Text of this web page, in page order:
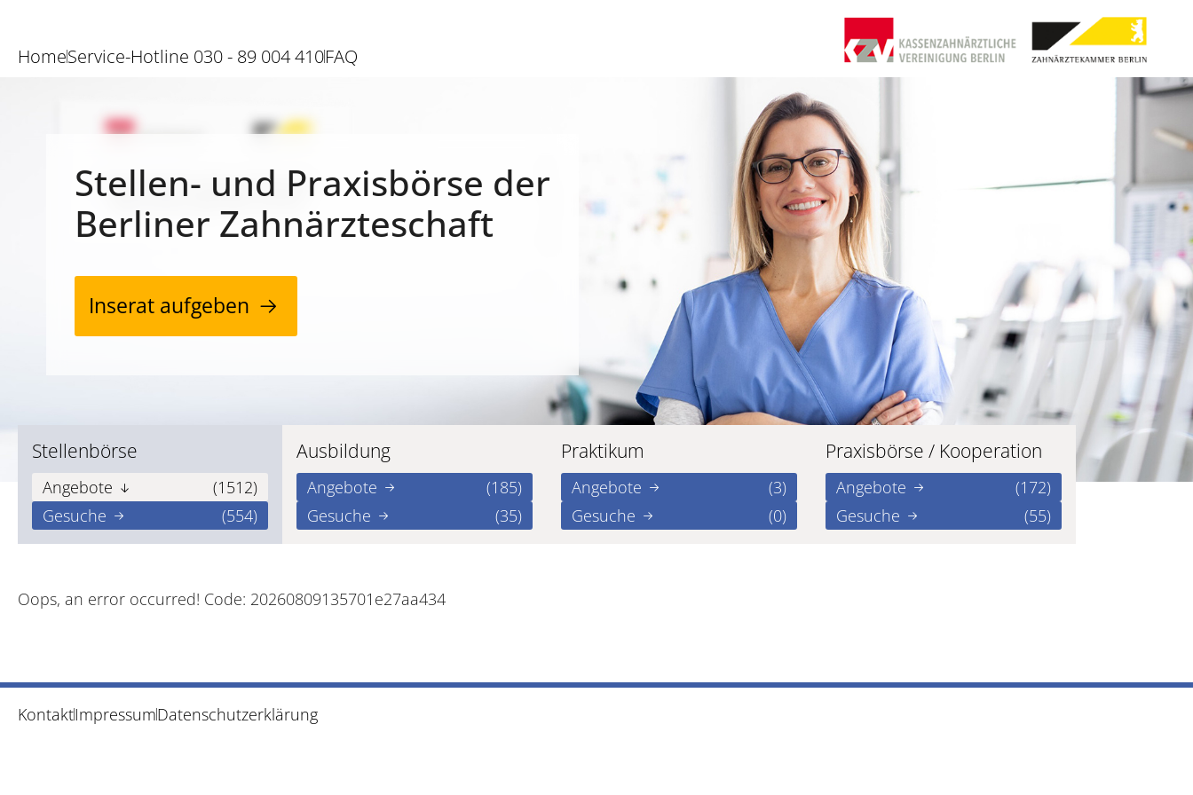
HomeService-Hotline 030 - 89 004 410FAQ
Stellen- und Praxisbörse der
Berliner Zahnärzteschaft
Inserat aufgeben
Stellenbörse
Angebote
(1512)
Gesuche
(554)
Ausbildung
Angebote
(185)
Gesuche
(35)
Praktikum
Angebote
(3)
Gesuche
(0)
Praxisbörse / Kooperation
Angebote
(172)
Gesuche
(55)
Oops, an error occurred! Code: 20260809135701e27aa434
KontaktImpressumDatenschutzerklärung